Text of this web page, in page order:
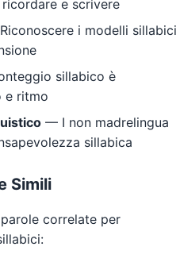
e scrivere
i modelli sillabici
sillabico è
e ritmo
— I non madrelingua
sillabica
Simili
correlate per